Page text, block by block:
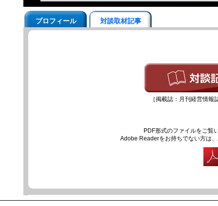
プロフィール 対談取材記事
［掲載誌：月刊経営情
PDF形式のファイルをご覧
Adobe Readerをお持ちでない方は